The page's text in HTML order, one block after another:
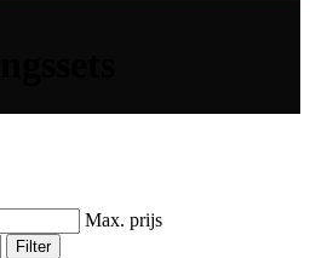
Max. prijs
Filter